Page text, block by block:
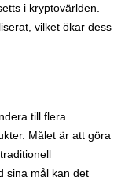
i kryptovärlden.
vilket ökar dess
till flera
Målet är att göra
sina mål kan det